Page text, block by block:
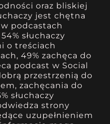
oraz bliskiej
jest chętna
podcastach
słuchaczy
o treściach
49% zachęca do
podcast w Social
przestrzenią do
zachęcania do
słuchaczy
strony
uzupełnieniem